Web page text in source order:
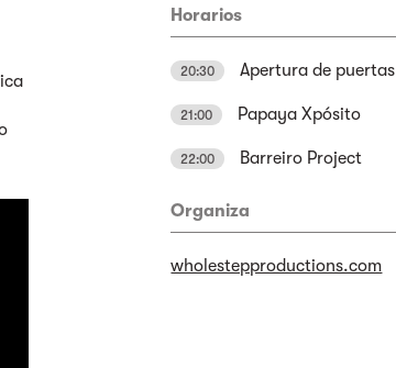
Horarios
20:30 Apertura de puertas
21:00 Papaya Xpósito
22:00 Barreiro Project
Organiza
wholestepproductions.com